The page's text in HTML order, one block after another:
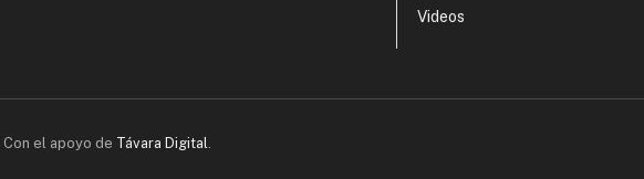
Videos
. Con el apoyo de Távara Digital